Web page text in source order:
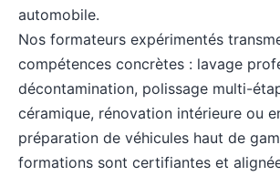
automobile.
Nos formateurs expérimentés
compétences concrètes : lavage
décontamination, polissage multi-
céramique, rénovation intérieure ou
préparation de véhicules haut de
formations sont certifiantes et